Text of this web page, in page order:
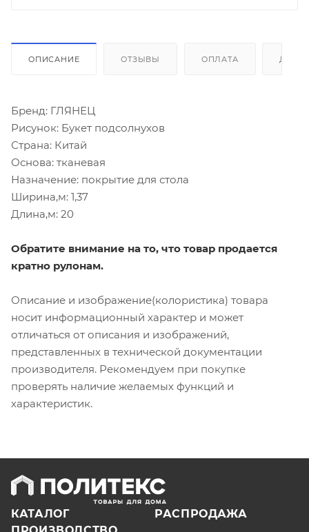
ОПИСАНИЕ ОТЗЫВЫ ОПЛАТА
Бренд: ГЛЯНЕЦ
Рисунок: Букет подсолнухов
Страна: Китай
Основа: тканевая
Назначение: покрытие для стола
Ширина,м: 1,37
Длина,м: 20
Обратите внимание на то, что товар продается
кратно рулонам.
Описание и изображение(колористика) товара
носит информационный характер и может
отличаться от описания и изображений,
представленных в технической документации
производителя. Рекомендуем при покупке
проверять наличие желаемых функций и
характеристик.
КАТАЛОГ
РАСПРОДАЖА